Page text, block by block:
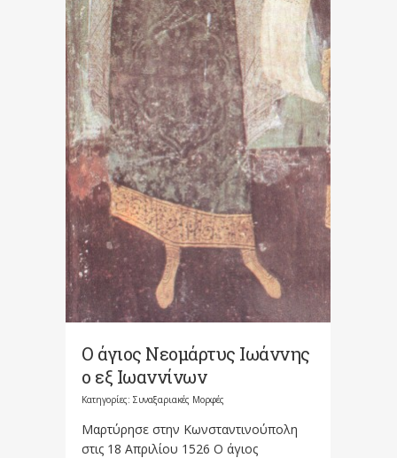
Ο άγιος Νεομάρτυς Ιωάννης
ο εξ Ιωαννίνων
Κατηγορίες: Συναξαριακές Μορφές
Μαρτύρησε στην Κωνσταντινούπολη
στις 18 Απριλίου 1526 Ο άγιος